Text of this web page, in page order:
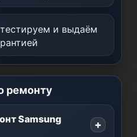
и выдаём
ремонту
Samsung